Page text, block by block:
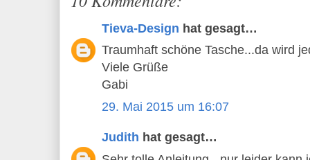
Tieva-Design hat gesagt…
Traumhaft schöne Tasche...da wird
Viele Grüße
Gabi
29. Mai 2015 um 16:07
Judith hat gesagt…